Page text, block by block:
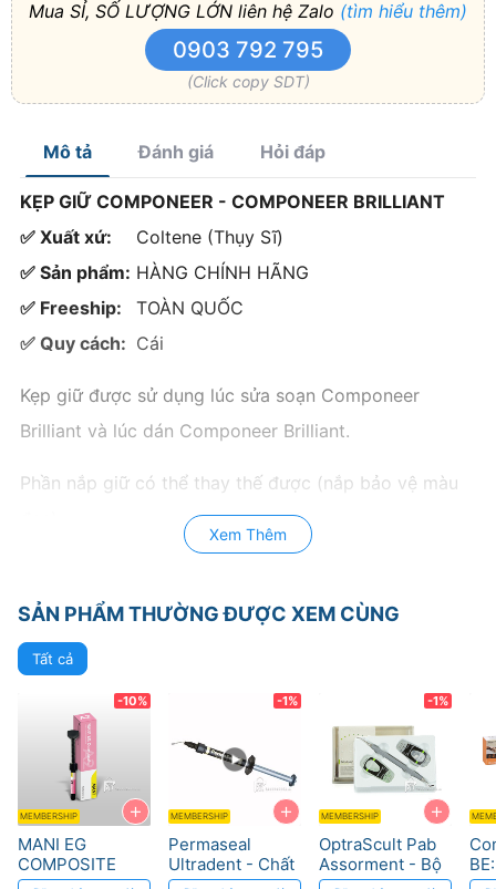
Mua SỈ, SỐ LƯỢNG LỚN liên hệ Zalo (tìm hiểu thêm)
0903 792 795
(Click copy SDT)
Mô tả Đánh giá Hỏi đáp
KẸP GIỮ COMPONEER - COMPONEER BRILLIANT
✅ Xuất xứ:
Coltene (Thụy Sĩ)
✅ Sản phẩm: HÀNG CHÍNH HÃNG
✅ Freeship:
TOÀN QUỐC
✅ Quy cách: Cái
Kẹp giữ được sử dụng lúc sửa soạn Componeer
Brilliant và lúc dán Componeer Brilliant.
Phần nắp giữ có thể thay thế được (nắp bảo vệ màu
Xem Thêm
SẢN PHẨM THƯỜNG ĐƯỢC XEM CÙNG
Tất cả
+
-10%
MEMBERSHIP
MANI EG
COMPOSITE
+
-1%
MEMBERSHIP
Permaseal
Ultradent - Chất
bảo vệ
+
-1%
MEMBERSHIP
OptraScult Pab
Assorment - Bộ
dụng cụ đắp mặt